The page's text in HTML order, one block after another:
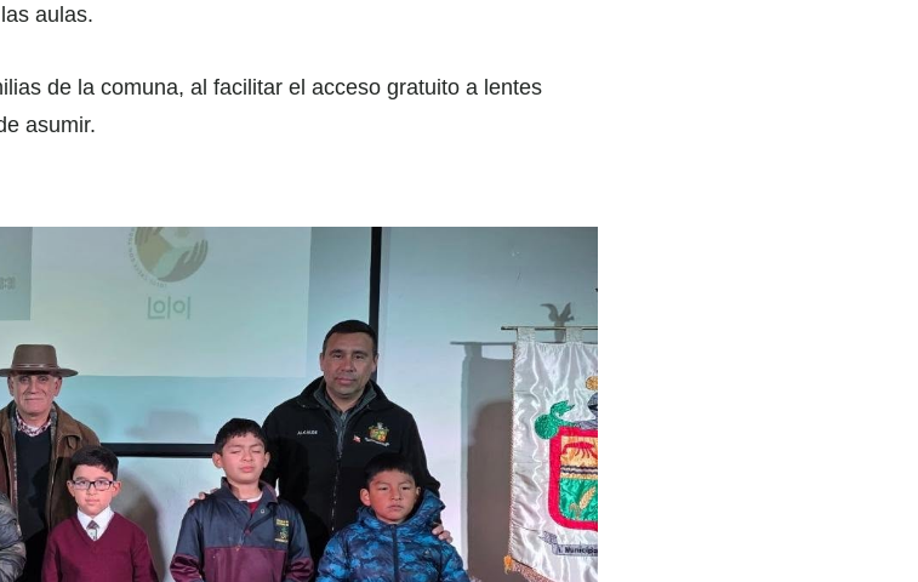
aulas.
de la comuna, al facilitar el acceso gratuito a lentes
asumir.